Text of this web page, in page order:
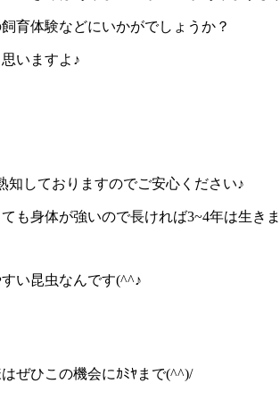
育体験などにいかがでしょうか？
いますよ♪
知しておりますのでご安心ください♪
も身体が強いので長ければ3~4年は生き
い昆虫なんです(^^♪
ぜひこの機会にｶﾐﾔまで(^^)/